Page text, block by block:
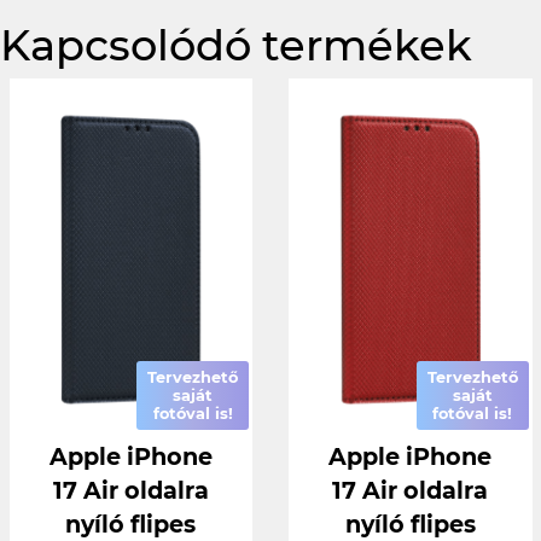
Kapcsolódó termékek
Tervezhető
saját
fotóval is!
Apple iPhone
17 Air oldalra
nyíló flipes
Tervezhető
saját
fotóval is!
Apple iPhone
17 Air oldalra
nyíló flipes